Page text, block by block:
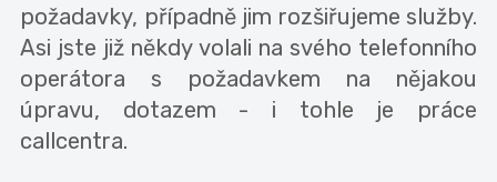
požadavky, případně jim rozšiřujeme služby.
Asi jste již někdy volali na svého telefonního
operátora s požadavkem na nějakou
úpravu, dotazem - i tohle je práce
callcentra.